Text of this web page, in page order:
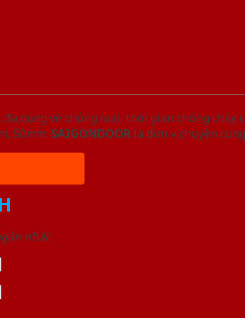
đa dạng về chủng loại, thời gian chống cháy
50mm. SAIGONDOOR là đơn vị chuyên
nhất